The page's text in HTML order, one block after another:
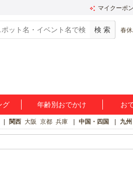
マイクーポン
春
グ 年齢別おでかけ お
関西 大阪 京都 兵庫 中国・四国 九